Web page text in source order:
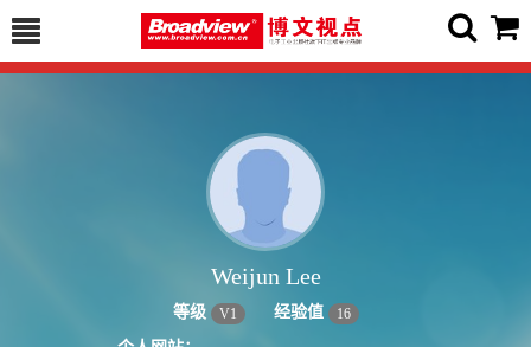
Weijun Lee
等级 V1 经验值 16